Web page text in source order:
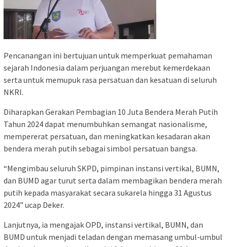
Pencanangan ini bertujuan untuk memperkuat pemahaman
sejarah Indonesia dalam perjuangan merebut kemerdekaan
serta untuk memupuk rasa persatuan dan kesatuan di seluruh
NKRI.
Diharapkan Gerakan Pembagian 10 Juta Bendera Merah Putih
Tahun 2024 dapat menumbuhkan semangat nasionalisme,
mempererat persatuan, dan meningkatkan kesadaran akan
bendera merah putih sebagai simbol persatuan bangsa.
“Mengimbau seluruh SKPD, pimpinan instansi vertikal, BUMN,
dan BUMD agar turut serta dalam membagikan bendera merah
putih kepada masyarakat secara sukarela hingga 31 Agustus
2024” ucap Deker.
Lanjutnya, ia mengajak OPD, instansi vertikal, BUMN, dan
BUMD untuk menjadi teladan dengan memasang umbul-umbul